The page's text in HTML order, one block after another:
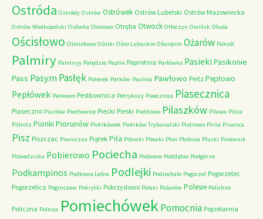
Ostróda Ostródy Ostrów Ostrówek Ostrów Lubelski Ostrów Mazowiecka
Ostrów Wielkopolski Osówka Otorowo Otręba Otwock Otłoczyn Owińsk Ołuda
Ościsłowo Ośmiałowo Ośniki Ośno Lubuskie Oświęcim Ożarów Pakość
Palmiry Palmiryy Palędzie Paplin Paprotnia Parłówko Pasieki Pasikonie
Pass PasymPasłęk Paterek Patków Paulina Pawłowo Peitz Pepłowo
Pepłówek Perkowo Pestkownica Petrykozy Piaecznica Piasecznica
Piaseczno Piastów Piechowice Piecki Pieski Pietkowo Pilaszków Pilawa Pilica
Pillnitz Pionki Piorunów Piotrkówek Piotrków Trybunalski Piotrowo Pirna Pisanica
Pisz Piszczac Piwniczna Piątek Piła Piławki Plewki Plon Plośnica Pluski Pniewnik
Pobiedziska Pobierowo Pociecha Podawce Poddąbie Podgórze
Podkampinos Podkowa Leśna Podlejki Podrochale Pogorzel Pogorzelec
Pogorzelica Pogroszew Pokrytki Pokrzydowo Polaki Polanów Polesie Polichno
Policzna Polnica PomiechówekPomocnia Popielarnia